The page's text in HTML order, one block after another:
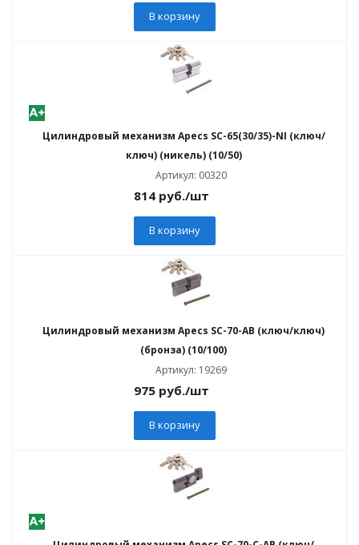
В корзину
Цилиндровый механизм Apecs SC-65(30/35)-NI (ключ/
ключ) (никель) (10/50)
Артикул: 00320
814 руб./шт
В корзину
Цилиндровый механизм Apecs SC-70-AB (ключ/ключ)
(бронза) (10/100)
Артикул: 19269
975 руб./шт
В корзину